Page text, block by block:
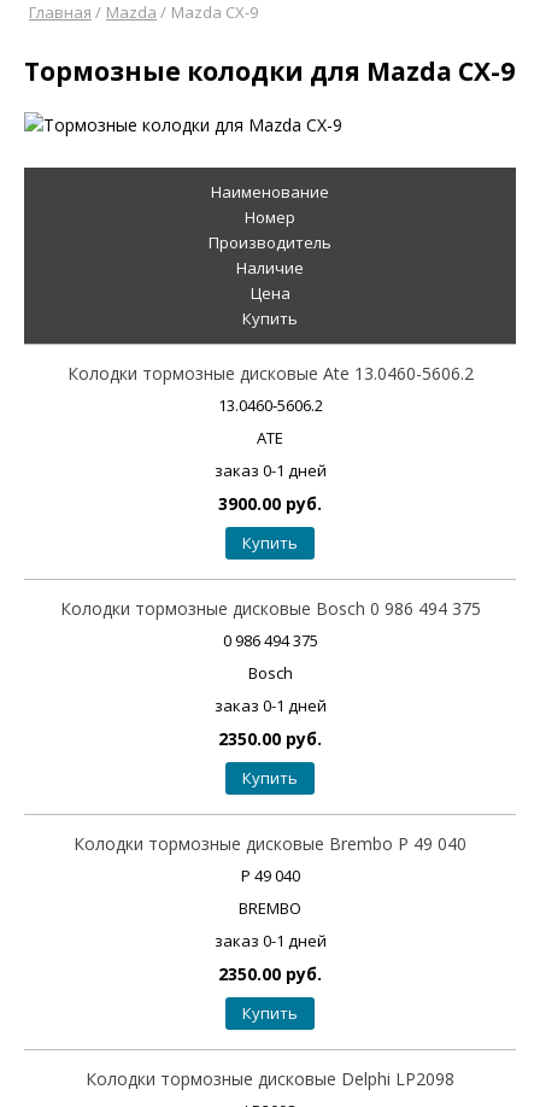
Главная / Mazda / Mazda CX-9
Тормозные колодки для Mazda CX-9
Наименование
Номер
Производитель
Наличие
Цена
Купить
Колодки тормозные дисковые Ate 13.0460-5606.2
13.0460-5606.2
ATE
заказ 0-1 дней
3900.00 руб.
Купить
Колодки тормозные дисковые Bosch 0 986 494 375
0 986 494 375
Bosch
заказ 0-1 дней
2350.00 руб.
Купить
Колодки тормозные дисковые Brembo P 49 040
P 49 040
BREMBO
заказ 0-1 дней
2350.00 руб.
Купить
Колодки тормозные дисковые Delphi LP2098